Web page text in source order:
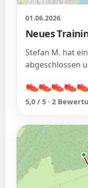
01.06.2026
Neues
Stefan M. hat
abgeschlossen
👟
👟👟
👟👟
👟👟
👟
5,0 / 5 · 2